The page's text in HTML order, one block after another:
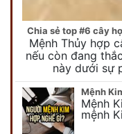
Chia sẻ top #6 cây
Mệnh Thủy hợp
nếu còn đang
này dưới sự
Mệnh
mệnh
tiết